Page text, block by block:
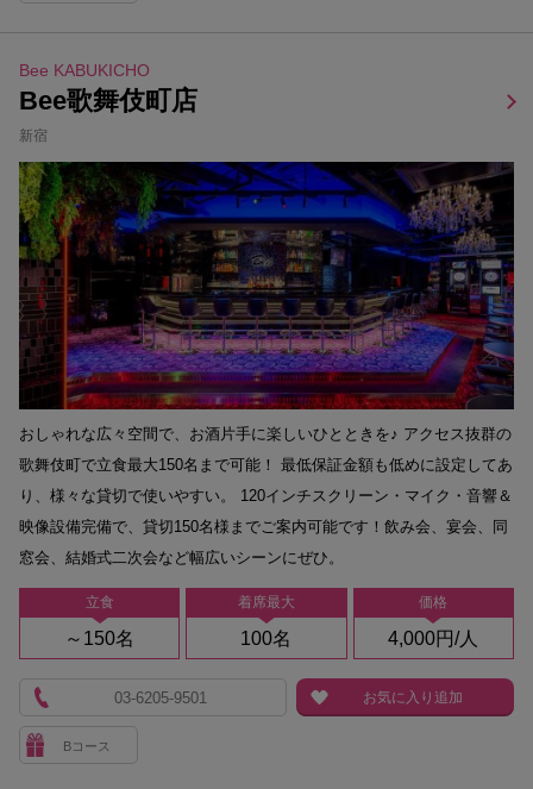
Bee KABUKICHO
Bee歌舞伎町店
新宿
立食
～150名
着席最大
100名
価格
4,000円/人
おしゃれな広々空間で、お酒片手に楽しいひとときを♪ アクセス抜群の
歌舞伎町で立食最大150名まで可能！ 最低保証金額も低めに設定してあ
り、様々な貸切で使いやすい。 120インチスクリーン・マイク・音響＆
映像設備完備で、貸切150名様までご案内可能です！飲み会、宴会、同
窓会、結婚式二次会など幅広いシーンにぜひ。
Bコース
03-6205-9501 お気に入り追加